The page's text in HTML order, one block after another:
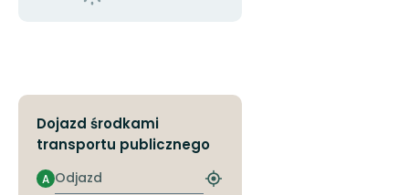
Dojazd środkami
transportu publicznego
Odjazd
A
Znajdź